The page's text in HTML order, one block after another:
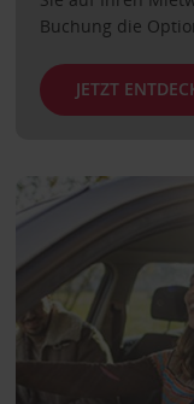
Buchung die
JETZT